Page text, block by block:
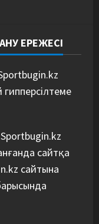
ЕРЕЖЕСІ
гипперсілтеме
сайтқа
сайтына